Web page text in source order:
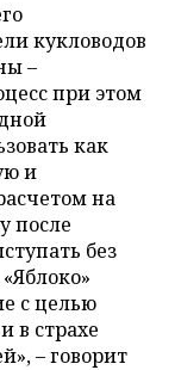
кукловодов
–
при этом
как
и
на
после
без
с целью
в страхе
– говорит